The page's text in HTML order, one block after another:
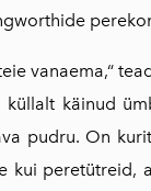
vanaema,“
küllalt käinud
pudru. On
kui peretütreid,